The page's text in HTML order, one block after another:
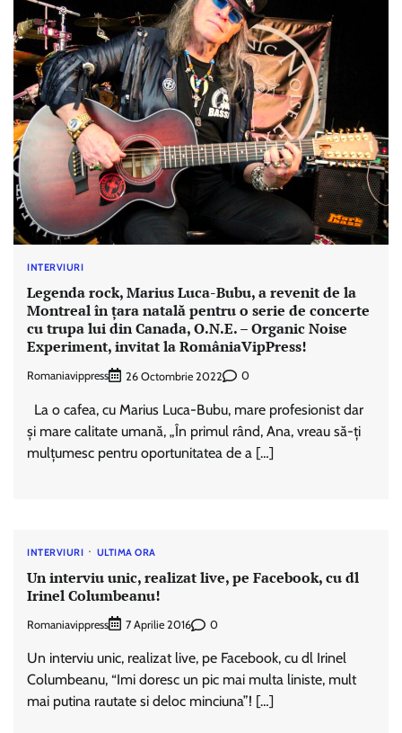
INTERVIURI
Legenda rock, Marius Luca-Bubu, a revenit de la
Montreal în țara natală pentru o serie de concerte
cu trupa lui din Canada, O.N.E. – Organic Noise
Experiment, invitat la RomâniaVipPress!
Romaniavippress 26 Octombrie 2022 0
La o cafea, cu Marius Luca-Bubu, mare profesionist dar
și mare calitate umană, „În primul rând, Ana, vreau să-ți
mulțumesc pentru oportunitatea de a […]
INTERVIURI ULTIMA ORA
Un interviu unic, realizat live, pe Facebook, cu dl
Irinel Columbeanu!
Romaniavippress 7 Aprilie 2016 0
Un interviu unic, realizat live, pe Facebook, cu dl Irinel
Columbeanu, “Imi doresc un pic mai multa liniste, mult
mai putina rautate si deloc minciuna”! […]